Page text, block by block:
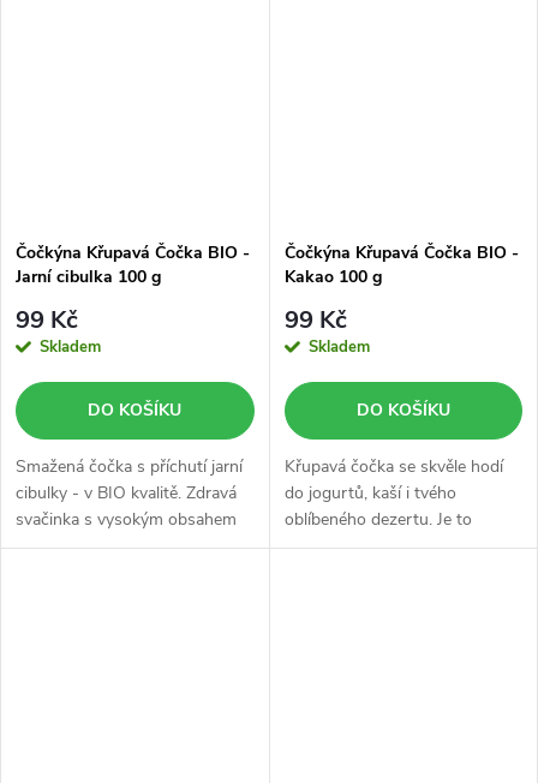
Čočkýna Křupavá Čočka BIO -
Jarní cibulka 100 g
99 Kč
Skladem
DO KOŠÍKU
Smažená čočka s příchutí jarní
cibulky - v BIO kvalitě. Zdravá
svačinka s vysokým obsahem
proteinu a vlákniny.
Čočkýna Křupavá Čočka BIO -
Kakao 100 g
99 Kč
Skladem
DO KOŠÍKU
Křupavá čočka se skvěle hodí
do jogurtů, kaší i tvého
oblíbeného dezertu. Je to
zdravá a chutná svačinka - v